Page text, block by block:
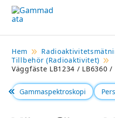
Hoppa
till
Hem
Tillbehör (Radioaktivitet)
Väggfäste LB1234 / LB6360 /
Gammaspektroskopi
Föregående